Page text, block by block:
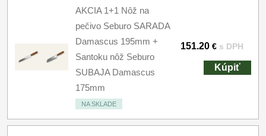
AKCIA 1+1 Nôž na
pečivo Seburo SARADA
Damascus 195mm +
Santoku nôž Seburo
SUBAJA Damascus
175mm
NA SKLADE
151.20 € s DPH
Kúpiť